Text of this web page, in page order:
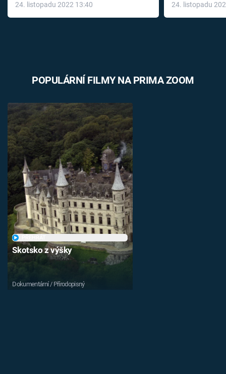
24. listopadu 2022 13:40
léky
24. listopadu
POPULÁRNÍ FILMY NA PRIMA ZOOM
Skotsko z výšky
Dokumentární / Přírodopisný